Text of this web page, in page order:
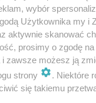
Agnelli
oraz
pozycją lidera na
Polski z 1966 r.
wybór
Użytkownika my
aktywnie skanować
prosimy o zgodę
i zawsze możesz ją
strony
. Niektóre
się takiemu